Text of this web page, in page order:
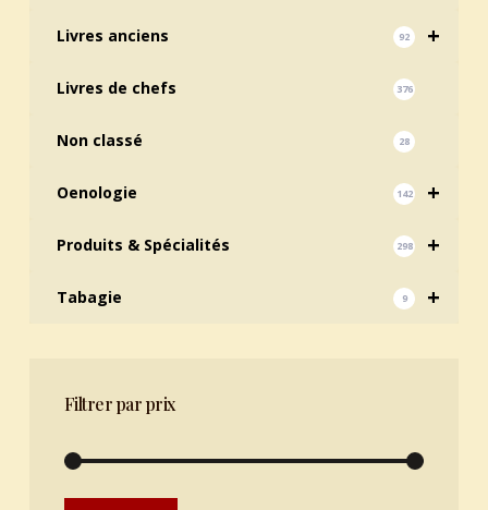
+
Livres anciens 92
Livres de chefs 376
Non classé 28
+
Oenologie 142
+
Produits & Spécialités 298
+
Tabagie 9
Filtrer par prix